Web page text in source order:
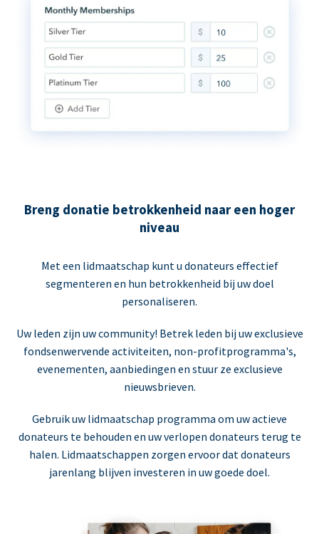
Breng donatie betrokkenheid naar een hoger
niveau
Met een lidmaatschap kunt u donateurs effectief
segmenteren en hun betrokkenheid bij uw doel
personaliseren.
Uw leden zijn uw community! Betrek leden bij uw exclusieve
fondsenwervende activiteiten, non-profitprogramma's,
evenementen, aanbiedingen en stuur ze exclusieve
nieuwsbrieven.
Gebruik uw lidmaatschap programma om uw actieve
donateurs te behouden en uw verlopen donateurs terug te
halen. Lidmaatschappen zorgen ervoor dat donateurs
jarenlang blijven investeren in uw goede doel.